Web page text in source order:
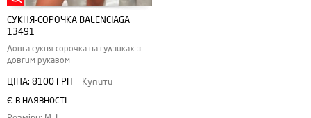
СУКНЯ-СОРОЧКА BALENCIAGA
13491
Довга сукня-сорочка на гудзиках з
довгим рукавом
ЦІНА: 8100 ГРН Купити
Є В НАЯВНОСТІ